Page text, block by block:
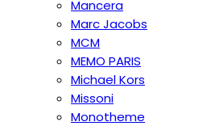
Mancera
Marc Jacobs
MCM
MEMO PARIS
Michael Kors
Missoni
Monotheme